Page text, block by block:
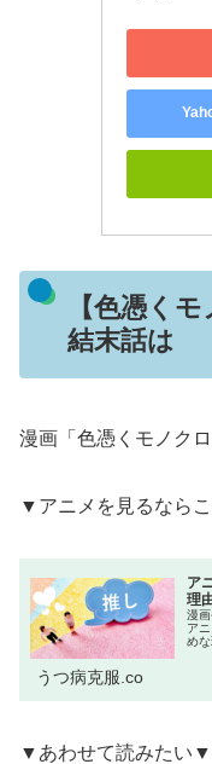
【色憑く
結末話は
漫画「色憑くモノク
▼アニメを見るなら
ア
理
漫
ア
め
うつ病克服.co
▼あわせて読みたい▼